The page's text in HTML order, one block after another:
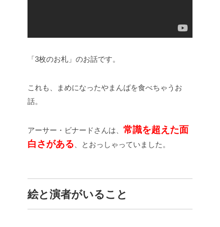
「3枚のお札」のお話です。
これも、まめになったやまんばを食べちゃうお
話。
アーサー・ビナードさんは、 常識を超えた面
白さがある 、とおっしゃっていました。
絵と演者がいること